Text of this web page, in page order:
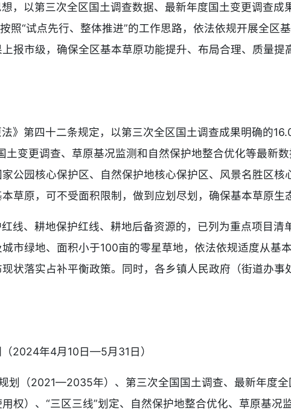
，以第三次全区国土调查数据、最新年度国土变更调查
照“试点先行、整体推进”的工作思路，依法依规开展全区
报市级，确保全区基本草原功能提升、布局合理、质量提
》第四十二条规定，以第三次全区国土调查成果明确的
土变更调查、草原基况监测和自然保护地整合优化等最新
公园核心保护区、自然保护地核心保护区、风景名胜区
草原，可不受面积限制，做到应划尽划，确保基本草原生
线、耕地保护红线、耕地后备资源的，已列为重点项目
市绿地、面积小于100亩的零星草地，依法依规适度从基
状落实占补平衡政策。同时，各乡镇人民政府（街道办
（2024年4月10日—5月31日）
划（2021—2035年）、第三次全国国土调查、最新年度
权）、“三区三线”划定、自然保护地整合优化、草原基况